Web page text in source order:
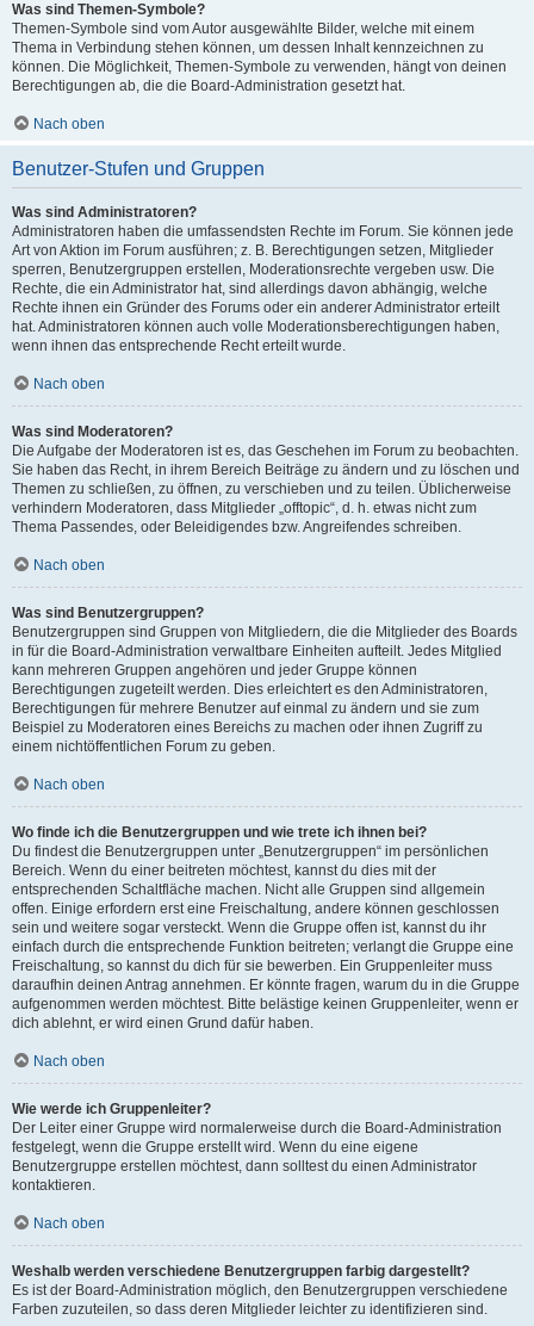
Was sind Themen-Symbole?
Themen-Symbole sind vom Autor ausgewählte Bilder, welche mit einem
Thema in Verbindung stehen können, um dessen Inhalt kennzeichnen zu
können. Die Möglichkeit, Themen-Symbole zu verwenden, hängt von deinen
Berechtigungen ab, die die Board-Administration gesetzt hat.
Nach oben
Benutzer-Stufen und Gruppen
Was sind Administratoren?
Administratoren haben die umfassendsten Rechte im Forum. Sie können jede
Art von Aktion im Forum ausführen; z. B. Berechtigungen setzen, Mitglieder
sperren, Benutzergruppen erstellen, Moderationsrechte vergeben usw. Die
Rechte, die ein Administrator hat, sind allerdings davon abhängig, welche
Rechte ihnen ein Gründer des Forums oder ein anderer Administrator erteilt
hat. Administratoren können auch volle Moderationsberechtigungen haben,
wenn ihnen das entsprechende Recht erteilt wurde.
Nach oben
Was sind Moderatoren?
Die Aufgabe der Moderatoren ist es, das Geschehen im Forum zu beobachten.
Sie haben das Recht, in ihrem Bereich Beiträge zu ändern und zu löschen und
Themen zu schließen, zu öffnen, zu verschieben und zu teilen. Üblicherweise
verhindern Moderatoren, dass Mitglieder „offtopic“, d. h. etwas nicht zum
Thema Passendes, oder Beleidigendes bzw. Angreifendes schreiben.
Nach oben
Was sind Benutzergruppen?
Benutzergruppen sind Gruppen von Mitgliedern, die die Mitglieder des Boards
in für die Board-Administration verwaltbare Einheiten aufteilt. Jedes Mitglied
kann mehreren Gruppen angehören und jeder Gruppe können
Berechtigungen zugeteilt werden. Dies erleichtert es den Administratoren,
Berechtigungen für mehrere Benutzer auf einmal zu ändern und sie zum
Beispiel zu Moderatoren eines Bereichs zu machen oder ihnen Zugriff zu
einem nichtöffentlichen Forum zu geben.
Nach oben
Wo finde ich die Benutzergruppen und wie trete ich ihnen bei?
Du findest die Benutzergruppen unter „Benutzergruppen“ im persönlichen
Bereich. Wenn du einer beitreten möchtest, kannst du dies mit der
entsprechenden Schaltfläche machen. Nicht alle Gruppen sind allgemein
offen. Einige erfordern erst eine Freischaltung, andere können geschlossen
sein und weitere sogar versteckt. Wenn die Gruppe offen ist, kannst du ihr
einfach durch die entsprechende Funktion beitreten; verlangt die Gruppe eine
Freischaltung, so kannst du dich für sie bewerben. Ein Gruppenleiter muss
daraufhin deinen Antrag annehmen. Er könnte fragen, warum du in die Gruppe
aufgenommen werden möchtest. Bitte belästige keinen Gruppenleiter, wenn er
dich ablehnt, er wird einen Grund dafür haben.
Nach oben
Wie werde ich Gruppenleiter?
Der Leiter einer Gruppe wird normalerweise durch die Board-Administration
festgelegt, wenn die Gruppe erstellt wird. Wenn du eine eigene
Benutzergruppe erstellen möchtest, dann solltest du einen Administrator
kontaktieren.
Nach oben
Weshalb werden verschiedene Benutzergruppen farbig dargestellt?
Es ist der Board-Administration möglich, den Benutzergruppen verschiedene
Farben zuzuteilen, so dass deren Mitglieder leichter zu identifizieren sind.